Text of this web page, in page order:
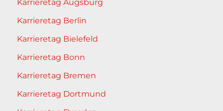
Karrieretag Augsburg
Karrieretag Berlin
Karrieretag Bielefeld
Karrieretag Bonn
Karrieretag Bremen
Karrieretag Dortmund